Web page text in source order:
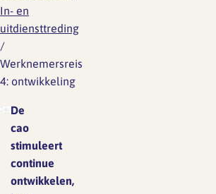
In- en
uitdiensttreding
/
Werknemersreis
4: ontwikkeling
De
cao
stimuleert
continue
ontwikkelen,